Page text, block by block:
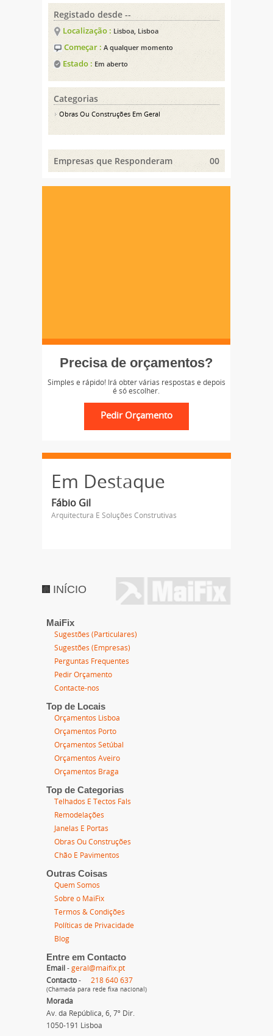
Registado desde --
Localização : Lisboa, Lisboa
Começar : A qualquer momento
Estado : Em aberto
Categorias
Obras Ou Construções Em Geral
Empresas que Responderam 00
Precisa de orçamentos?
Simples e rápido! Irá obter várias respostas e depois
é só escolher.
Em Destaque
Fábio Gil
Arquitectura E Soluções Construtivas
INÍCIO
MaiFix
Sugestões (Particulares)
Sugestões (Empresas)
Perguntas Frequentes
Pedir Orçamento
Contacte-nos
Top de Locais
Orçamentos Lisboa
Orçamentos Porto
Orçamentos Setúbal
Orçamentos Aveiro
Orçamentos Braga
Top de Categorias
Telhados E Tectos Fals
Remodelações
Janelas E Portas
Obras Ou Construções
Chão E Pavimentos
Outras Coisas
Quem Somos
Sobre o MaiFix
Termos & Condições
Políticas de Privacidade
Blog
Entre em Contacto
Email - geral@maifix.pt
Contacto - 218 640 637
(Chamada para rede fixa nacional)
Morada
Av. da República, 6, 7º Dir.
1050-191 Lisboa